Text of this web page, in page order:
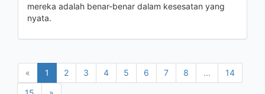
mereka adalah benar-benar dalam kesesatan yang
nyata.
« 1 2 3 4 5 6 7 8 ...
14